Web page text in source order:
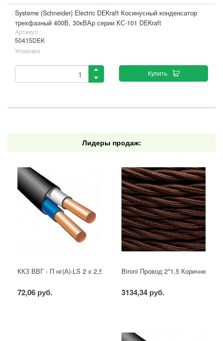
Systeme (Schneider) Electric DEKraft Косинусный конденсатор
трехфазный 400В, 30кВАр серии КС-101 DEKraft
Артикул :
50415DEK
Упаковка
Купить
Лидеры продаж:
ККЗ ВВГ - П нг(А)-LS 2 х 2,5 ГОСТ
72,06 руб.
Bironi Провод 2*1,5 Коричневый
3134,34 руб.